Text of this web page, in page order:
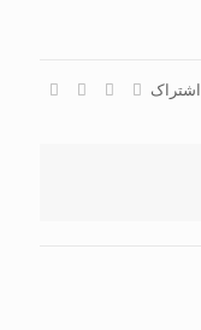
اشتراک